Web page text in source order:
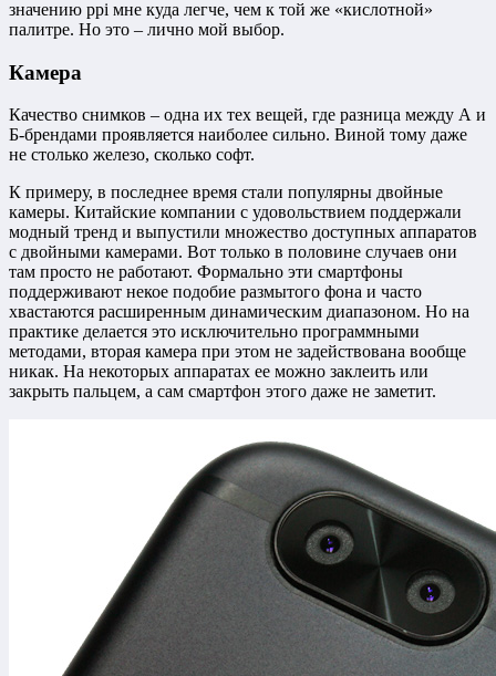
значению ppi мне куда легче, чем к той же «кислотной»
палитре. Но это – лично мой выбор.
Камера
Качество снимков – одна их тех вещей, где разница между А и
Б-брендами проявляется наиболее сильно. Виной тому даже
не столько железо, сколько софт.
К примеру, в последнее время стали популярны двойные
камеры. Китайские компании с удовольствием поддержали
модный тренд и выпустили множество доступных аппаратов
с двойными камерами. Вот только в половине случаев они
там просто не работают. Формально эти смартфоны
поддерживают некое подобие размытого фона и часто
хвастаются расширенным динамическим диапазоном. Но на
практике делается это исключительно программными
методами, вторая камера при этом не задействована вообще
никак. На некоторых аппаратах ее можно заклеить или
закрыть пальцем, а сам смартфон этого даже не заметит.